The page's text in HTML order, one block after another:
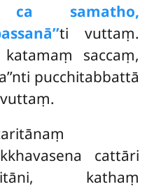
ca samatho,
ti vuttaṃ.
katamaṃ saccaṃ,
pucchitabbattā
cattāri
kathaṃ